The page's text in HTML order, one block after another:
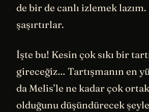
de bir de canlı izlemek
şaşırtırlar.
İşte bu! Kesin çok sıkı bir
gireceğiz… Tartışmanın en
da Melis’le ne kadar çok
olduğunu düşündürecek